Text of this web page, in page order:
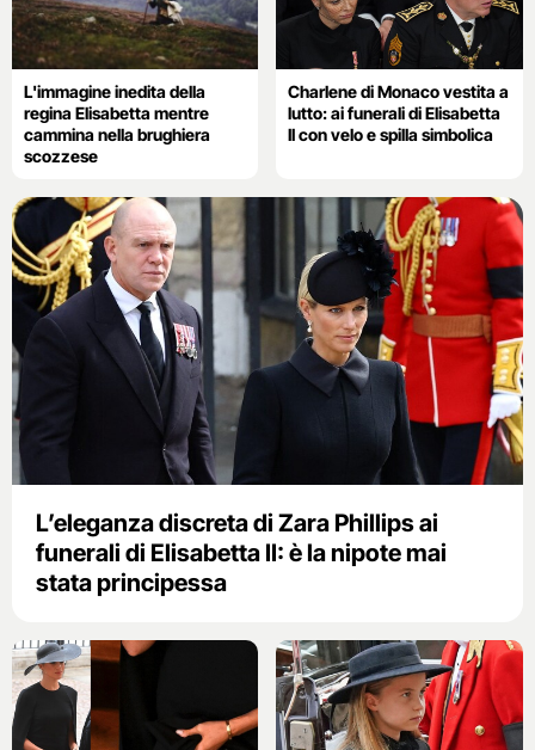
L'immagine inedita della
regina Elisabetta mentre
cammina nella brughiera
scozzese
Charlene di Monaco vestita a
lutto: ai funerali di Elisabetta
II con velo e spilla simbolica
L’eleganza discreta di Zara Phillips ai
funerali di Elisabetta II: è la nipote mai
stata principessa